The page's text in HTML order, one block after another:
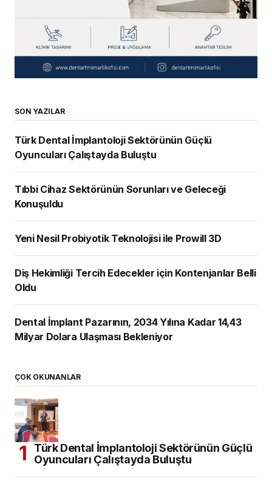
SON YAZILAR
Türk Dental İmplantoloji Sektörünün Güçlü
Oyuncuları Çalıştayda Buluştu
Tıbbi Cihaz Sektörünün Sorunları ve Geleceği
Konuşuldu
Yeni Nesil Probiyotik Teknolojisi ile Prowill 3D
Diş Hekimliği Tercih Edecekler için Kontenjanlar Belli
Oldu
Dental İmplant Pazarının, 2034 Yılına Kadar 14,43
Milyar Dolara Ulaşması Bekleniyor
ÇOK OKUNANLAR
Türk Dental İmplantoloji Sektörünün Güçlü
Oyuncuları Çalıştayda Buluştu